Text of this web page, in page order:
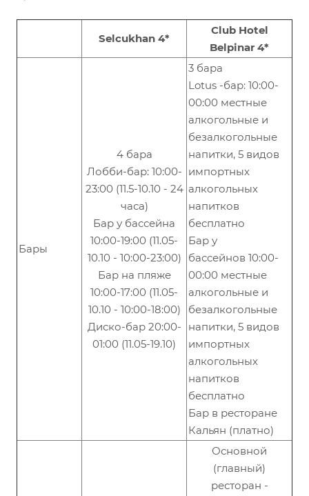
Selcukhan 4*
Club Hotel
Belpinar 4*
Бары
4 бара
Лобби-бар: 10:00-
23:00 (11.5-10.10 - 24
часа)
Бар у бассейна
10:00-19:00 (11.05-
10.10 - 10:00-23:00)
Бар на пляже
10:00-17:00 (11.05-
10.10 - 10:00-18:00)
Диско-бар 20:00-
01:00 (11.05-19.10)
3 бара
Lotus -бар: 10:00-
00:00 местные
алкогольные и
безалкогольные
напитки, 5 видов
импортных
алкогольных
напитков
бесплатно
Бар у
бассейнов 10:00-
00:00 местные
алкогольные и
безалкогольные
напитки, 5 видов
импортных
алкогольных
напитков
бесплатно
Бар в ресторане
Кальян (платно)
Основной
(главный)
ресторан -